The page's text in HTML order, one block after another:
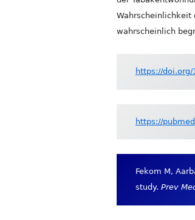
Wahrscheinlichkeit
wahrscheinlich
https://
https://
Fekom M,
study. Prev